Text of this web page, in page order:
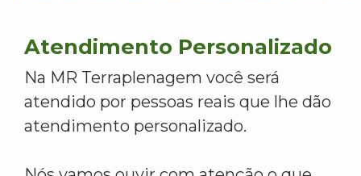
Atendimento Personalizado
Na MR Terraplenagem você será
atendido por pessoas reais que lhe dão
atendimento personalizado.